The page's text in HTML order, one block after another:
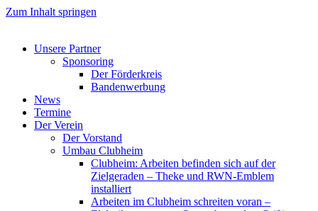
Zum Inhalt springen
Unsere Partner
Sponsoring
Der Förderkreis
Bandenwerbung
News
Termine
Der Verein
Der Vorstand
Umbau Clubheim
Clubheim: Arbeiten befinden sich auf der
Zielgeraden – Theke und RWN-Emblem
installiert
Arbeiten im Clubheim schreiten voran –